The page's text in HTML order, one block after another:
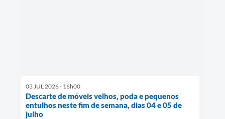
03 JUL 2026 - 16h00
Descarte de móveis velhos, poda e pequenos
entulhos neste fim de semana, dias 04 e 05 de
julho